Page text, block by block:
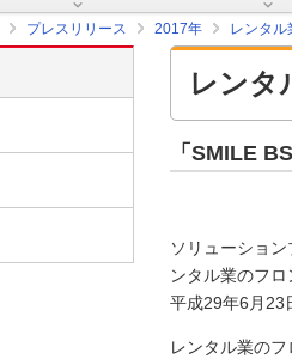
プレスリリース 2017年 レンタル
レンタ
「SMILE
ソリューショ
ンタル業のフ
平成29年6月23
レンタル業の